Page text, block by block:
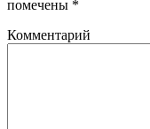
помечены *
Комментарий